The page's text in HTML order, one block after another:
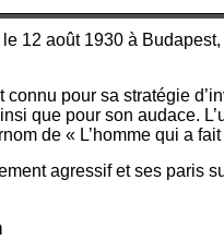
12 août 1930 à
connu pour sa stratégie
que pour son audace.
de « L’homme qui a
agressif et ses paris